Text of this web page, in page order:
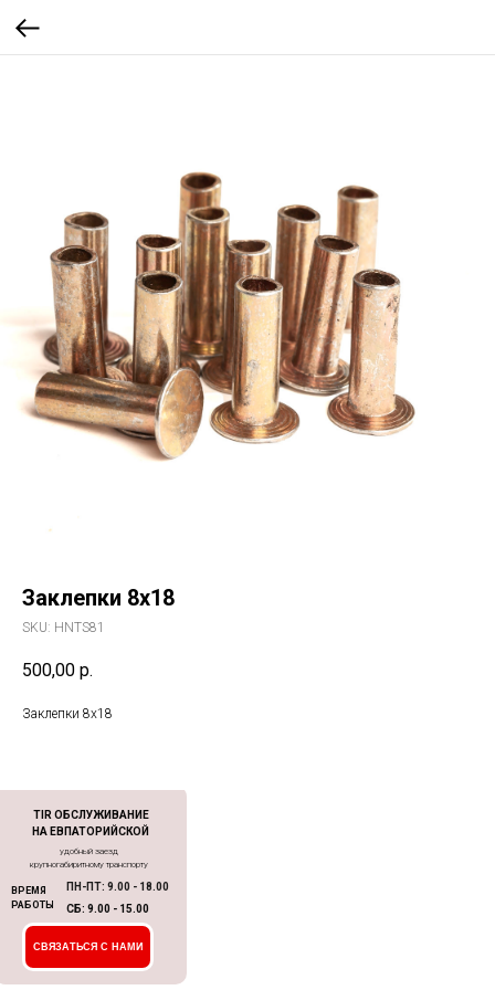
Заклепки 8х18
SKU: HNTS81
500,00 р.
Заклепки 8х18
TIR ОБСЛУЖИВАНИЕ
НА ЕВПАТОРИЙСКОЙ
удобный заезд
крупногабиритному транспорту
ВРЕМЯ
РАБОТЫ
ПН-ПТ: 9.00 - 18.00
СБ: 9.00 - 15.00
СВЯЗАТЬСЯ С НАМИ